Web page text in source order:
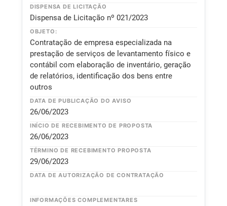
DISPENSA DE LICITAÇÃO
Dispensa de Licitação nº 021/2023
OBJETO:
Contratação de empresa especializada na
prestação de serviços de levantamento físico e
contábil com elaboração de inventário, geração
de relatórios, identificação dos bens entre
outros
DATA DE PUBLICAÇÃO DO AVISO
26/06/2023
INÍCIO DE RECEBIMENTO DE PROPOSTA
26/06/2023
TÉRMINO DE RECEBIMENTO PROPOSTA
29/06/2023
DATA DE AUTORIZAÇÃO DE CONTRATAÇÃO
INFORMAÇÕES COMPLEMENTARES